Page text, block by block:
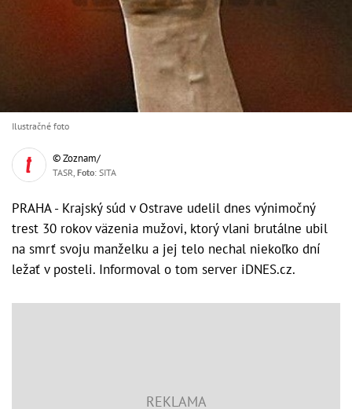
Ilustračné foto
© Zoznam/
TASR, Foto: SITA
PRAHA - Krajský súd v Ostrave udelil dnes výnimočný
trest 30 rokov väzenia mužovi, ktorý vlani brutálne ubil
na smrť svoju manželku a jej telo nechal niekoľko dní
ležať v posteli. Informoval o tom server iDNES.cz.